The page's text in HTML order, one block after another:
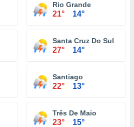
Rio Grande
21° 14°
Santa Cruz Do Sul
27° 14°
Santiago
22° 13°
Três De Maio
23° 15°